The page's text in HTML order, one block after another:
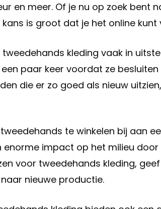
en meer. Of je nu op zoek bent
is groot dat je het online kunt
kleding vaak in
paar keer voordat ze
die er zo goed als nieuw
te winkelen bij aan
impact op het milieu
voor tweedehands kleding,
nieuwe productie.